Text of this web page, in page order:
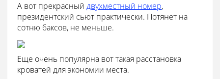
А вот прекрасный двухместный номер,
президентский сьют практически. Потянет на
сотню баксов, не меньше.
Еще очень популярна вот такая расстановка
кроватей для экономии места.